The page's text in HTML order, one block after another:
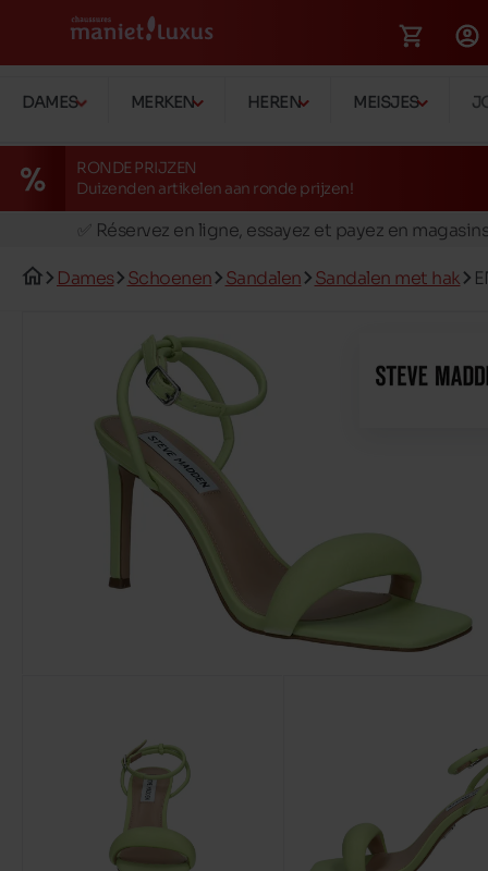
DAMES MERKEN HEREN MEISJES
RONDE PRIJZEN
Duizenden artikelen aan ronde prijzen!
🚛 Livraison gratuite en magasins
✅ Réservez en ligne, essayez et payez en
🚛 Livraison gratuite en magasins
Dames Schoenen Sandalen Sandalen met hak